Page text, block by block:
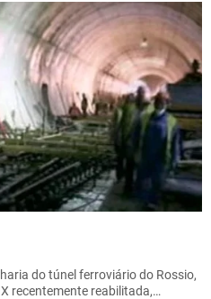
do túnel ferroviário do Rossio,
recentemente reabilitada,…